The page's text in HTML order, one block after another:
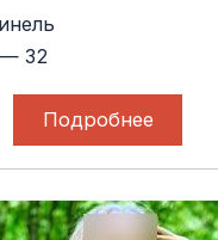
— 32
Подробнее